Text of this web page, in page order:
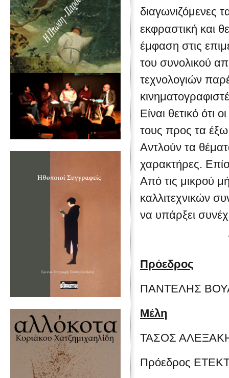
διαγωνιζόμενες
εκφραστική και
έμφαση στις
του συνολικού
τεχνολογιών
Είναι θετικό ότι
τους προς τα
Αντλούν τα
χαρακτήρες.
Από τις μικρού
καλλιτεχνικών
να υπάρξει
Πρόεδρος
ΠΑΝΤΕΛΗΣ
Μέλη
ΤΑΣΟΣ
Πρόεδρος